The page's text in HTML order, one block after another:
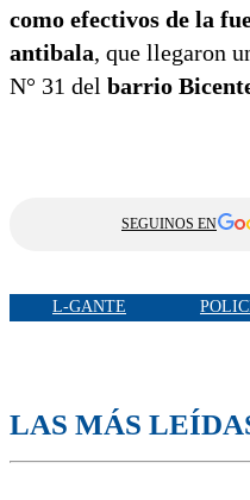
como efectivos de la
antibala, que llegaron
N° 31 del barrio
SEGUINOS EN
L-GANTE
LAS MÁS